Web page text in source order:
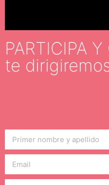
PARTICIPA
te